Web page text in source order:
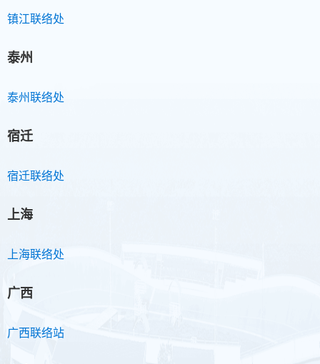
镇江联络处
泰州
泰州联络处
宿迁
宿迁联络处
上海
上海联络处
广西
广西联络站